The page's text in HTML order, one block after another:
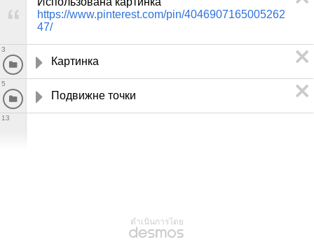
https://www.pinterest.com/pin/4046907165005262
47/
Картинка
3
Подвижне точки
5
13
ดำเนินการโดย